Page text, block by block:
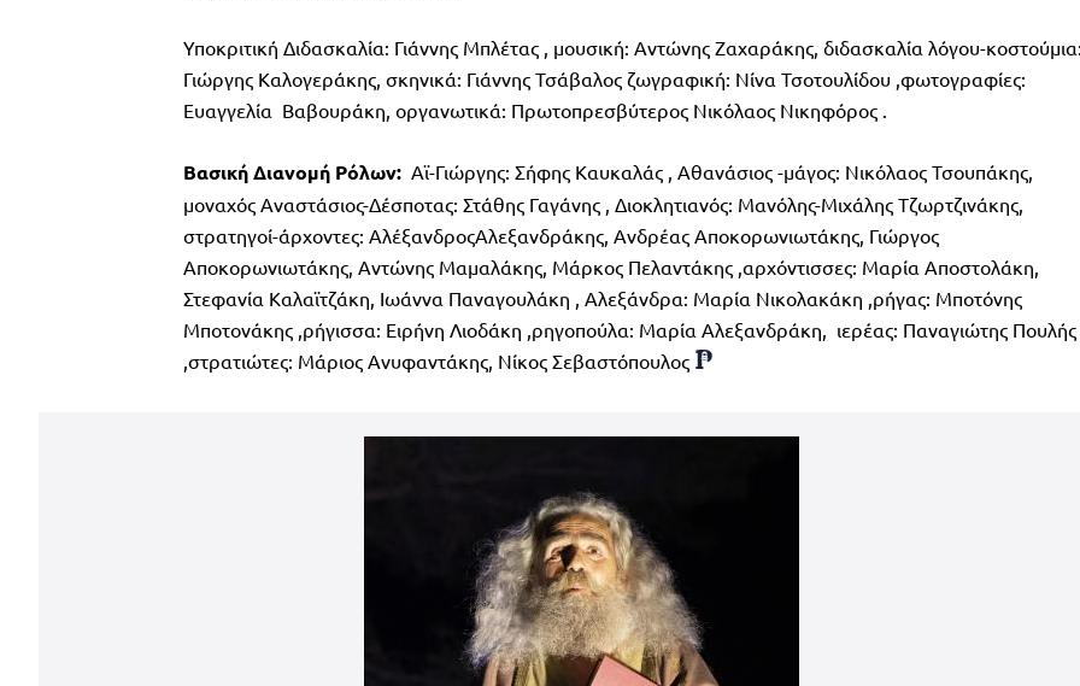
Υποκριτική Διδασκαλία: Γιάννης Μπλέτας , μουσική: Αντώνης Ζαχαράκης, διδασκαλία λόγου-
Γιώργης Καλογεράκης, σκηνικά: Γιάννης Τσάβαλος ζωγραφική: Νίνα Τσοτουλίδου ,φωτογραφίες:
Ευαγγελία Βαβουράκη, οργανωτικά: Πρωτοπρεσβύτερος Νικόλαος Νικηφόρος .
Βασική Διανομή Ρόλων: Αϊ-Γιώργης: Σήφης Καυκαλάς , Αθανάσιος -μάγος: Νικόλαος Τσουπάκης,
μοναχός Αναστάσιος-Δέσποτας: Στάθης Γαγάνης , Διοκλητιανός: Μανόλης-Μιχάλης Τζωρτζινάκης,
στρατηγοί-άρχοντες: ΑλέξανδροςΑλεξανδράκης, Ανδρέας Αποκορωνιωτάκης, Γιώργος
Αποκορωνιωτάκης, Αντώνης Μαμαλάκης, Μάρκος Πελαντάκης ,αρχόντισσες: Μαρία Αποστολάκη,
Στεφανία Καλαϊτζάκη, Ιωάννα Παναγουλάκη , Αλεξάνδρα: Μαρία Νικολακάκη ,ρήγας: Μποτόνης
Μποτονάκης ,ρήγισσα: Ειρήνη Λιοδάκη ,ρηγοπούλα: Μαρία Αλεξανδράκη, ιερέας: Παναγιώτης Πουλής
,στρατιώτες: Μάριος Ανυφαντάκης, Νίκος Σεβαστόπουλος